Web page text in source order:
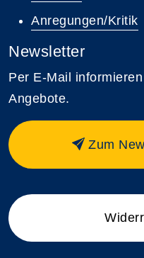
Anregungen/Kritik
Newsletter
Per E-Mail
Angebote.
Zum